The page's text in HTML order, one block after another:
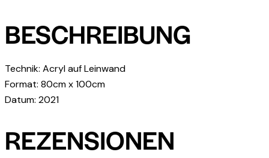
BESCHREIBUNG
Technik: Acryl auf Leinwand
Format: 80cm x 100cm
Datum: 2021
REZENSIONEN